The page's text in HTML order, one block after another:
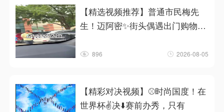
【精选视频推荐】普通市民梅先
生！迈阿密✨街头偶遇出门购物的
896 2026-08-05
【精彩对决视频】⚾时尚国度！在
世界杯✌️决⬇️赛前办秀，只有